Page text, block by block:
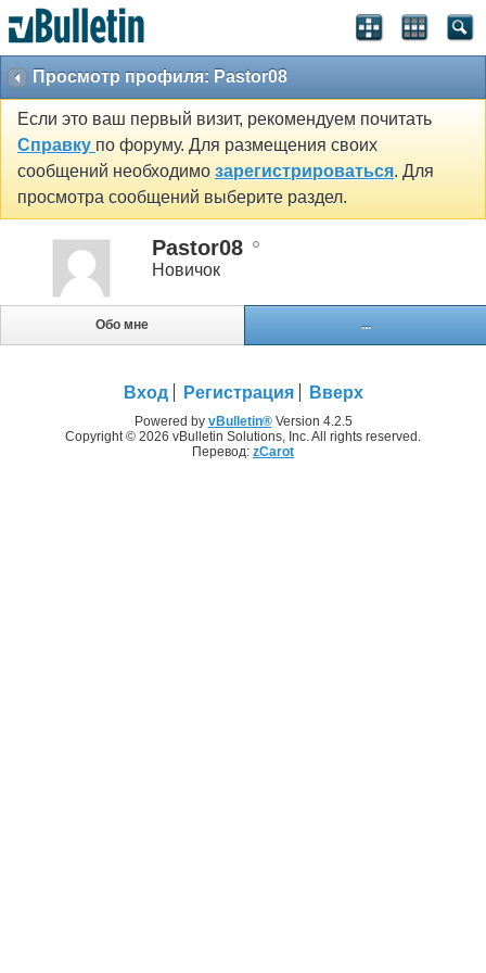
Просмотр профиля: Pastor08
Если это ваш первый визит, рекомендуем почитать
Справку по форуму. Для размещения своих
сообщений необходимо зарегистрироваться. Для
просмотра сообщений выберите раздел.
Pastor08
Новичок
Обо мне ...
Вход Регистрация Вверх
Powered by vBulletin®Version 4.2.5
Copyright © 2026 vBulletin Solutions, Inc. All rights reserved.
Перевод: zCarot